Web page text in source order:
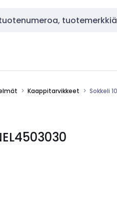
Kaappitarvikkeet Sokkeli